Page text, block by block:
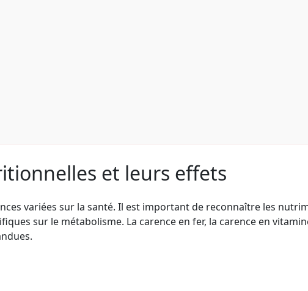
et leurs effets
variées sur la santé. Il est important de reconnaître les
sur le métabolisme. La carence en fer, la carence en